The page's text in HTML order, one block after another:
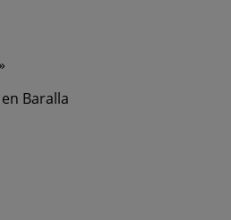
»
Baralla